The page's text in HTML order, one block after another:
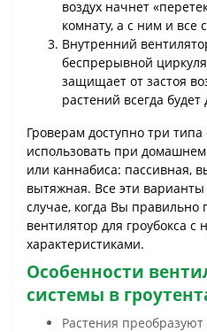
воздух начнет
комнату, а с ним и все
Внутренний
беспрерывной
защищает от застоя
растений всегда будет
Гроверам доступно три
использовать при
или каннабиса: пассивная,
вытяжная. Все эти
случае, когда Вы правильно
вентилятор для гроубокса с
характеристиками.
Особенности
системы в
Растения